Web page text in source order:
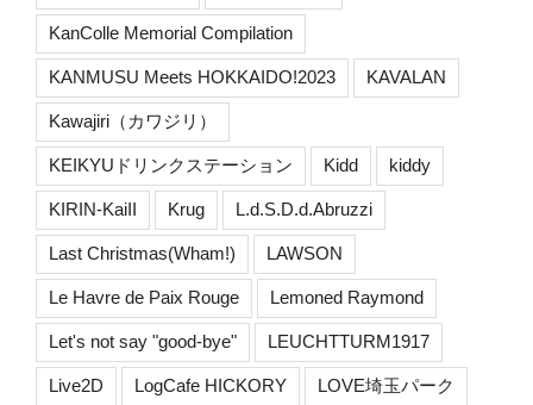
KanColle Memorial Compilation
KANMUSU Meets HOKKAIDO!2023 KAVALAN
Kawajiri（カワジリ）
KEIKYUドリンクステーション Kidd kiddy
KIRIN-KaiII Krug L.d.S.D.d.Abruzzi
Last Christmas(Wham!) LAWSON
Le Havre de Paix Rouge Lemoned Raymond
Let's not say "good-bye" LEUCHTTURM1917
Live2D LogCafe HICKORY LOVE埼玉パーク